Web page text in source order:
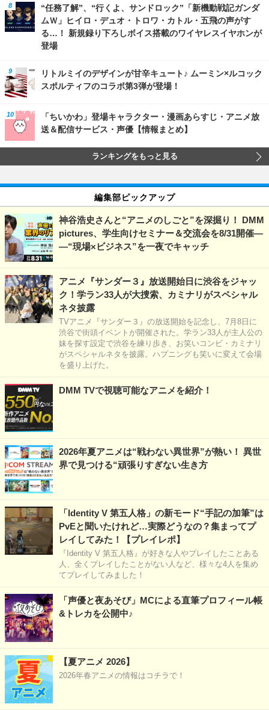
“任務了解”、“行くよ、サンドロック”「新機動戦記ガンダ
ムＷ」ヒイロ・デュオ・トロワ・カトル・五飛の声がす
る…！ 新規録り下ろしボイス搭載のワイヤレスイヤホンが
登場
リトルミイのデザインが甘辛キュート♪ ムーミン×ルコック
スポルティフのコラボ第3弾が登場！
「ちいかわ」登場キャラクター・漫画あらすじ・アニメ放
送＆配信サービス・声優【情報まとめ】
ランキングをもっと見る
編集部ピックアップ
神谷浩史さんと“アニメのしごと”を深掘り！ DMM
pictures、学生向けセミナー＆交流会を8/31開催―
―“現場×ビジネス”を一夜でキャッチ
アニメ『サンダー３』放送開始日に渋谷をジャッ
ク！学ラン33人が大捜索、カミナリがスペシャル
ネタ披露
TVアニメ『サンダー３』の放送開始を記念し、7月8日に
渋谷で街頭イベントが開催された。学ラン33人が主人公の
妹を探す設定で渋谷を練り歩き、お笑いコンビ・カミナリ
がスペシャルネタを披露。ハプニングも笑いに変えて会場
を盛り上げた。
DMM TVで視聴可能なアニメを紹介！
2026年夏アニメは“戦わない異世界”が熱い！ 異世
界で見つける“頑張りすぎない生き方
「Identity V 第五人格」の新モード“手記の加筆”は
PvEと聞いたけれど…実際どうなの？集まってプ
レイしてみた！【プレイレポ】
『Identity V 第五人格』が好きな人やプレイしたことある
人、全くプレイしたことがない人など、様々な4人を集め
てプレイしてみました！
「声優と夜あそび」MCによる直筆プロフィール帳
&トレカを公開中♪
【夏アニメ 2026】
2026年春アニメの情報はコチラで！